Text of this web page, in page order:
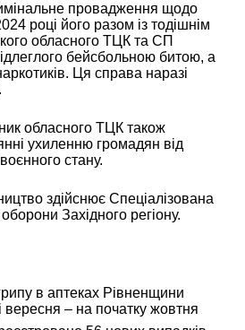
провадження щодо
році його разом із тодішнім
обласного ТЦК та СП
бейсбольною битою, а
Ця справа наразі
обласного ТЦК також
ухиленню громадян від
стану.
здійснює Спеціалізована
Західного регіону.
в аптеках Рівненщини
вересня – на початку жовтня